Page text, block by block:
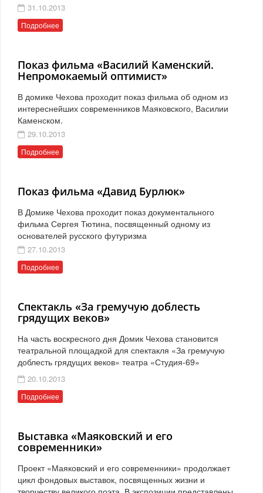
31.10.2013
Подробнее
Показ фильма «Василий Каменский.
Непромокаемый оптимист»
В домике Чехова проходит показ фильма об одном из
интереснейших современников Маяковского, Василии
Каменском.
29.10.2013
Подробнее
Показ фильма «Давид Бурлюк»
В Домике Чехова проходит показ документального
фильма Сергея Тютина, посвященный одному из
основателей русского футуризма
27.10.2013
Подробнее
Спектакль «За гремучую доблесть
грядущих веков»
На часть воскресного дня Домик Чехова становится
театральной площадкой для спектакля «За гремучую
доблесть грядущих веков» театра «Студия-69»
20.10.2013
Подробнее
Выставка «Маяковский и его
современники»
Проект «Маяковский и его современники» продолжает
цикл фондовых выставок, посвященных жизни и